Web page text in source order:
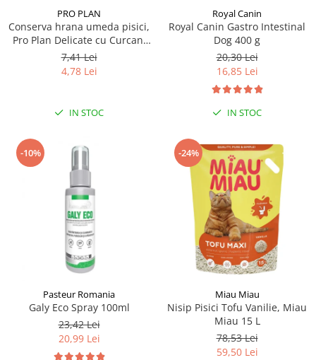
PRO PLAN
Conserva hrana umeda pisici,
Pro Plan Delicate cu Curcan,
85 g
7,41 Lei
4,78 Lei
IN STOC
Royal Canin
Royal Canin Gastro Intestinal
Dog 400 g
20,30 Lei
16,85 Lei
IN STOC
-10%
Pasteur Romania
Galy Eco Spray 100ml
23,42 Lei
20,99 Lei
-24%
Miau Miau
Nisip Pisici Tofu Vanilie, Miau
Miau 15 L
78,53 Lei
59,50 Lei